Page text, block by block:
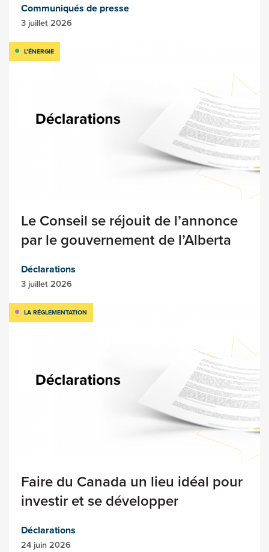
Communiqués de presse
3 juillet 2026
L’ÉNERGIE
Le Conseil se réjouit de l’annonce
par le gouvernement de l’Alberta
Déclarations
3 juillet 2026
LA RÉGLEMENTATION
Faire du Canada un lieu idéal pour
investir et se développer
Déclarations
24 juin 2026